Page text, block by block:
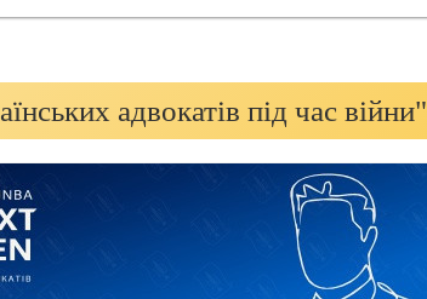
адвокатів під час війни"